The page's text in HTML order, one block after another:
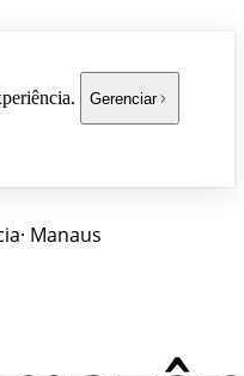
Gerenciar
· Manaus